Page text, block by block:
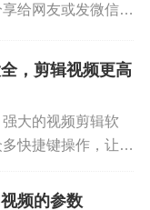
给网友或发微信分
缩视频大小，还能
下面就跟着小爱了
影响画质的秘...
，剪辑视频更高
大的视频剪辑软
快捷键操作，让爱
已经帮大家整理好
频的参数